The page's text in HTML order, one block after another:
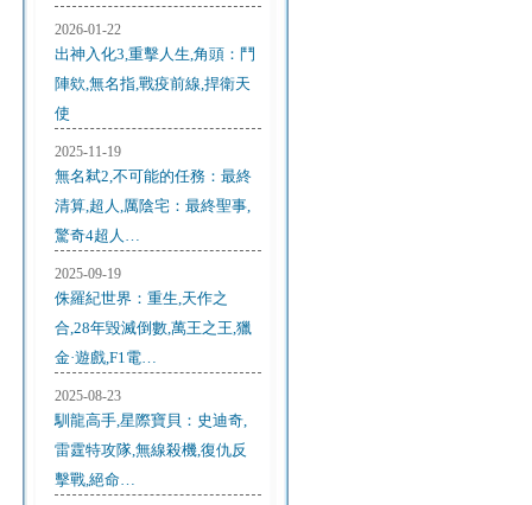
2026-01-22
出神入化3,重擊人生,角頭：鬥
陣欸,無名指,戰疫前線,捍衛天
使
2025-11-19
無名弒2,不可能的任務：最終
清算,超人,厲陰宅：最終聖事,
驚奇4超人…
2025-09-19
侏羅紀世界：重生,天作之
合,28年毀滅倒數,萬王之王,獵
金·遊戲,F1電…
2025-08-23
馴龍高手,星際寶貝：史迪奇,
雷霆特攻隊,無線殺機,復仇反
擊戰,絕命…